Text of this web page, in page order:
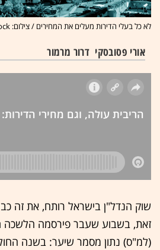
לא כל בעלי הדירות מעלים את המחירים / צילום: Shutterstock
אורי פסובסקי דרור מרמור
שוק הנדל"ן בישראל רותח, את זה
זאת, בשבוע שעבר פירסמה הלשכה
(למ"ס) נתון מסמר שיער: בשנה